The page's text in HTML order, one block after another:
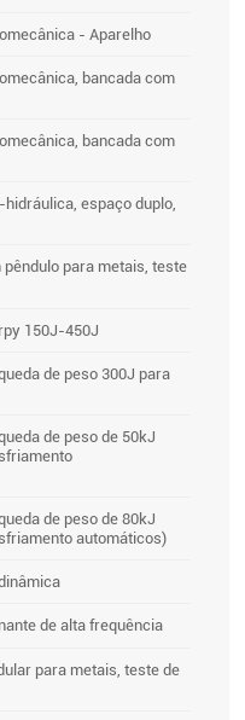
- Aparelho
bancada com
bancada com
espaço duplo,
para metais, teste
150J-450J
de peso 300J para
de peso de 50kJ
de peso de 80kJ
automáticos)
de alta frequência
para metais, teste de